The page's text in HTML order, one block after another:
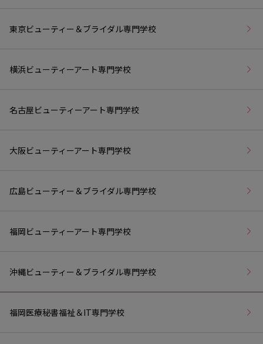
東京ビューティー＆ブライダル専門学校
横浜ビューティーアート専門学校
名古屋ビューティーアート専門学校
大阪ビューティーアート専門学校
広島ビューティー＆ブライダル専門学校
福岡ビューティーアート専門学校
沖縄ビューティー＆ブライダル専門学校
福岡医療秘書福祉＆IT専門学校